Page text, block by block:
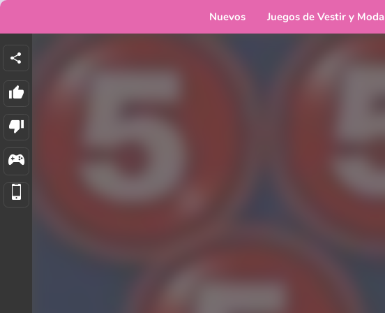
Nuevos Juegos de Vestir y Moda